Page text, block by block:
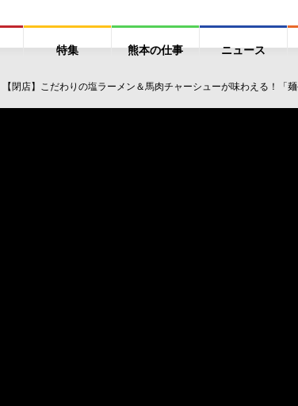
特集 熊本の仕事 ニュース
【閉店】こだわりの塩ラーメン＆馬肉チャーシューが味わえる！